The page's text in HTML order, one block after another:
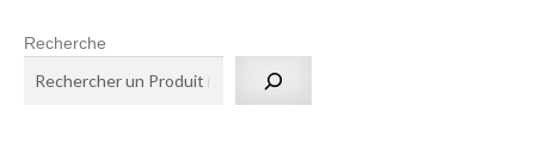
Recherche